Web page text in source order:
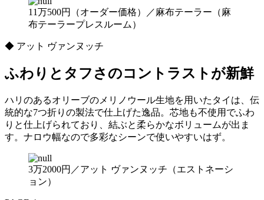
11万500円（オーダー価格）／麻布テーラー（麻
布テーラープレスルーム）
◆ アット ヴァンヌッチ
ふわりとタフさのコントラストが新鮮
ハリのあるオリーブのメリノウール生地を用いたタイは、伝
統的な7つ折りの製法で仕上げた逸品。芯地も不使用でふわ
りと仕上げられており、結ぶと柔らかなボリュームが出ま
す。ナロウ幅なので多彩なシーンで使いやすいはず。
3万2000円／アット ヴァンヌッチ（エストネーシ
ョン）